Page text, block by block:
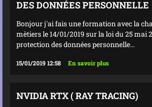
DES DONNÉES PERSONNELLE
Bonjour j'ai fais une formation avec la
mètiers le 14/01/2019 sur la loi du 25 mai
protection des données personnelle...
15/01/2019 12:58 En savoir plus
NVIDIA RTX ( RAY TRACING)